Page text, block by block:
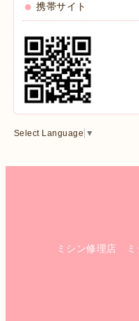
携帯サイト
Select Language ▼
ミシン修理店 ミ